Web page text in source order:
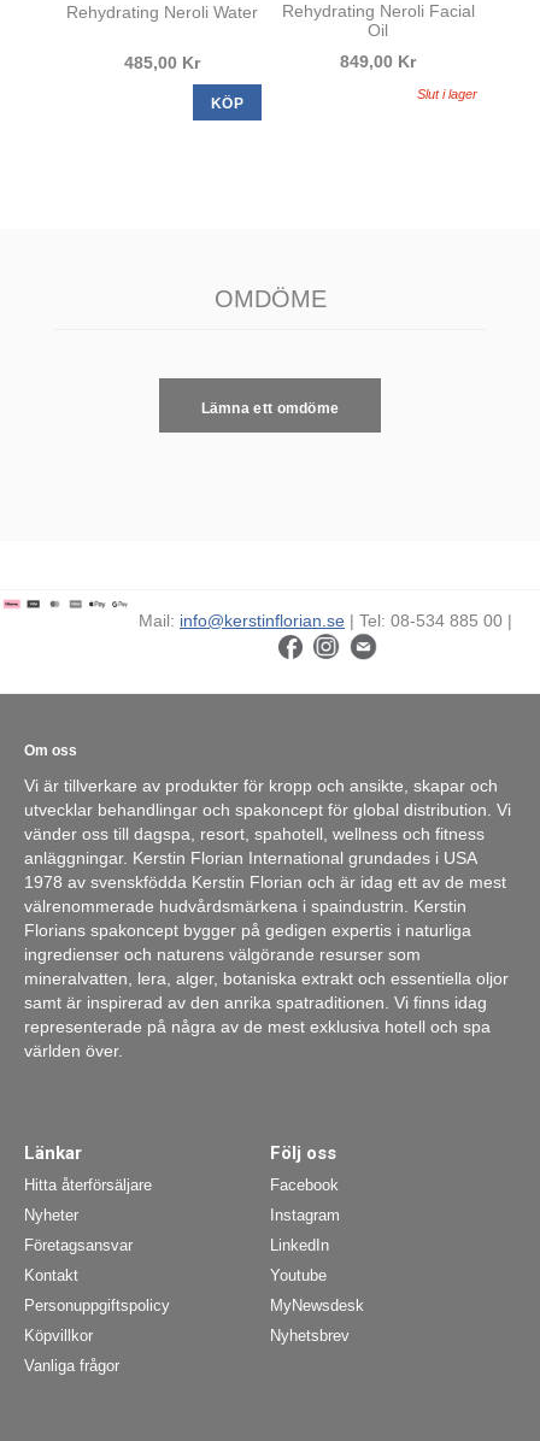
Rehydrating Neroli Water
485,00 Kr
KÖP
Rehydrating Neroli Facial
Oil
849,00 Kr
Slut i lager
OMDÖME
Lämna ett omdöme
Mail: info@kerstinflorian.se | Tel: 08-534 885 00 |
Om oss
Vi är tillverkare av produkter för kropp och ansikte, skapar och
utvecklar behandlingar och spakoncept för global distribution. Vi
vänder oss till dagspa, resort, spahotell, wellness och fitness
anläggningar. Kerstin Florian International grundades i USA
1978 av svenskfödda Kerstin Florian och är idag ett av de mest
välrenommerade hudvårdsmärkena i spaindustrin. Kerstin
Florians spakoncept bygger på gedigen expertis i naturliga
ingredienser och naturens välgörande resurser som
mineralvatten, lera, alger, botaniska extrakt och essentiella oljor
samt är inspirerad av den anrika spatraditionen. Vi finns idag
representerade på några av de mest exklusiva hotell och spa
världen över.
Länkar
Hitta återförsäljare
Nyheter
Företagsansvar
Kontakt
Personuppgiftspolicy
Köpvillkor
Vanliga frågor
Följ oss
Facebook
Instagram
LinkedIn
Youtube
MyNewsdesk
Nyhetsbrev